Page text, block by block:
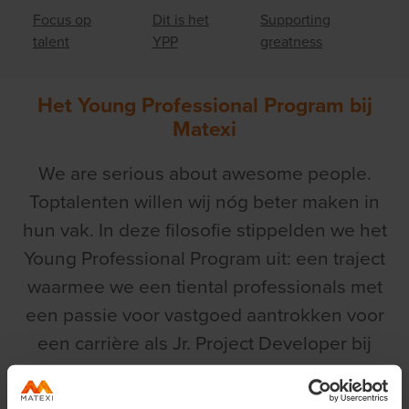
Focus op
talent
Dit is het
YPP
Supporting
greatness
Het Young Professional Program bij
Matexi
We are serious about awesome people.
Toptalenten willen wij nóg beter maken in
hun vak. In deze filosofie stippelden we het
Young Professional Program uit: een traject
waarmee we een tiental professionals met
een passie voor vastgoed aantrokken voor
een carrière als Jr. Project Developer bij
Matexi. Matexi is met dit programma uniek